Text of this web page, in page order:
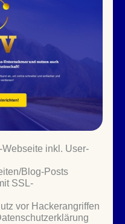
Webseite inkl. User-
Blog-Posts
SSL-
vor Hackerangriffen